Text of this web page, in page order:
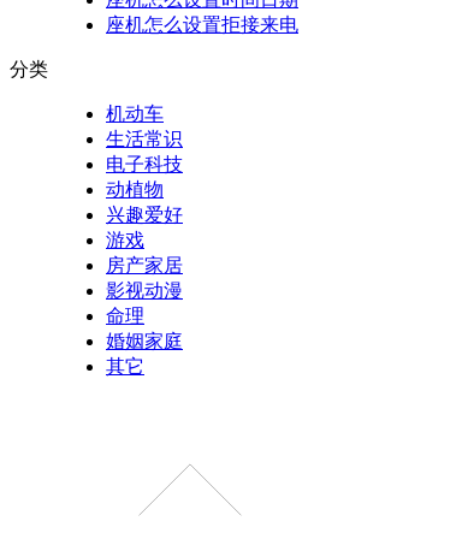
座机怎么设置拒接来电
分类
机动车
生活常识
电子科技
动植物
兴趣爱好
游戏
房产家居
影视动漫
命理
婚姻家庭
其它